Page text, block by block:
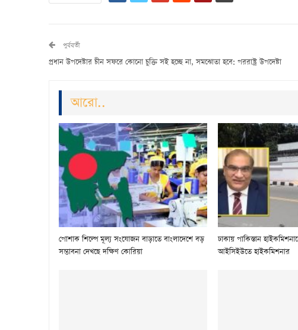
পুর্ববর্তী
প্রধান উপদেষ্টার চীন সফরে কোনো চুক্তি সই হচ্ছে না, সমঝোতা হবে: পররাষ্ট্র উপদেষ্টা
আরো..
পোশাক শিল্পে মূল্য সংযোজন বাড়াতে বাংলাদেশে বড়
সম্ভাবনা দেখছে দক্ষিণ কোরিয়া
ঢাকায় পাকিস্তান
আইসিইউতে হাইকমিশনার